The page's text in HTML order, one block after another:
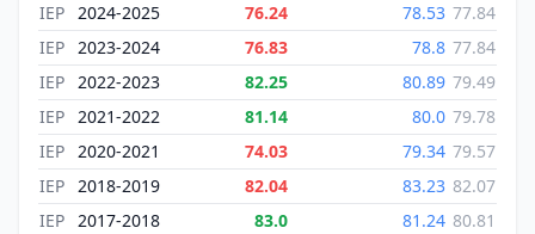
IEP 2024-2025 76.24 78.53 77.84
IEP 2023-2024 76.83 78.8 77.84
IEP 2022-2023 82.25 80.89 79.49
IEP 2021-2022 81.14 80.0 79.78
IEP 2020-2021 74.03 79.34 79.57
IEP 2018-2019 82.04 83.23 82.07
IEP 2017-2018 83.0 81.24 80.81